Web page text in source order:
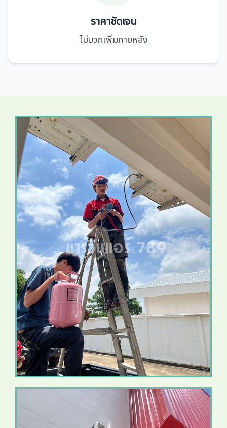
ราคาชัดเจน
ไม่บวกเพิ่มภายหลัง